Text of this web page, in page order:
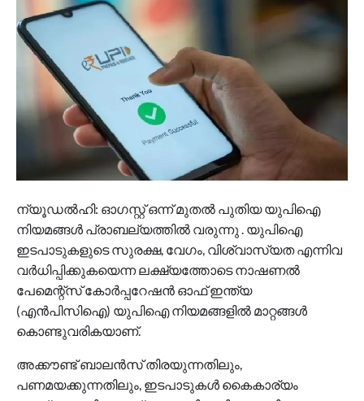
ന്യൂഡൽഹി: ഓഗസ്റ്റ് ഒന്ന് മുതല്‍ പുതിയ യുപിഐ
നിയമങ്ങൾ പ്രാബല്യത്തിൽ വരുന്നു . യുപിഐ
ഇടപാടുകളുടെ സുരക്ഷ, വേഗം, വിശ്വാസ്യത എന്നിവ
വര്‍ധിപ്പിക്കുകയെന്ന ലക്ഷ്യത്തോടെ നാഷണല്‍
പേമെന്റ്‌സ് കോര്‍പ്പറേഷന്‍ ഓഫ് ഇന്ത്യ
(എന്‍പിസിഐ) യുപിഐ നിയമങ്ങളില്‍ മാറ്റങ്ങള്‍
കൊണ്ടുവരികയാണ്.
അക്കൗണ്ട് ബാലന്‍സ് തിരയുന്നതിലും,
പണമയക്കുന്നതിലും, ഇടപാടുകള്‍ കൈകാര്യം